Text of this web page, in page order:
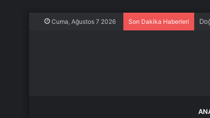
Cuma, Ağustos 7 2026 Son Dakika Haberleri